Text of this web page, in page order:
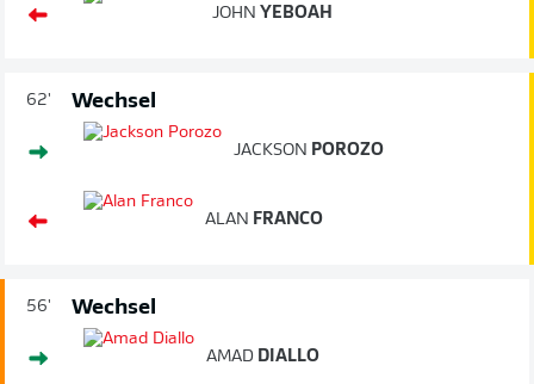
JOHN YEBOAH
62' Wechsel
JACKSON POROZO
ALAN FRANCO
56' Wechsel
AMAD DIALLO